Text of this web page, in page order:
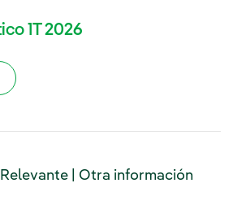
1T 2026
| Otra información